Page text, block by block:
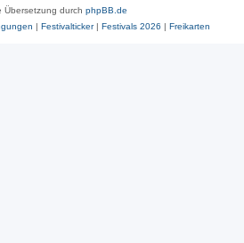
Übersetzung durch phpBB.de
| Festivalticker| Festivals 2026 | Freikarten